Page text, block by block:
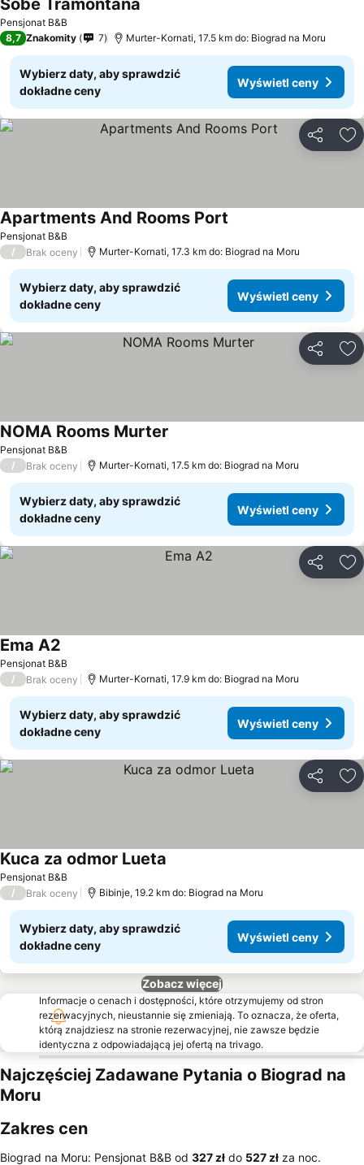
Pensjonat B&B
Sobe Tramontana
8,7 Znakomity 7 Murter-Kornati, 17.5 km do: Biograd na Moru
Wybierz daty, aby sprawdzić
dokładne ceny
Wyświetl ceny
Pensjonat B&B
Apartments And Rooms Port
/ Brak oceny Murter-Kornati, 17.3 km do: Biograd na Moru
Wybierz daty, aby sprawdzić
dokładne ceny
Wyświetl ceny
Pensjonat B&B
NOMA Rooms Murter
/ Brak oceny Murter-Kornati, 17.5 km do: Biograd na Moru
Wybierz daty, aby sprawdzić
dokładne ceny
Wyświetl ceny
Pensjonat B&B
Ema A2
/ Brak oceny Murter-Kornati, 17.9 km do: Biograd na Moru
Wybierz daty, aby sprawdzić
dokładne ceny
Wyświetl ceny
Pensjonat B&B
Kuca za odmor Lueta
/ Brak oceny Bibinje, 19.2 km do: Biograd na Moru
Wybierz daty, aby sprawdzić
dokładne ceny
Wyświetl ceny
Zobacz więcej
Informacje o cenach i dostępności, które otrzymujemy od stron
rezerwacyjnych, nieustannie się zmieniają. To oznacza, że oferta,
którą znajdziesz na stronie rezerwacyjnej, nie zawsze będzie
identyczna z odpowiadającą jej ofertą na trivago.
Najczęściej Zadawane Pytania o Biograd na
Moru
Zakres cen
Biograd na Moru: Pensjonat B&B od ‎327 zł do ‎527 zł za noc.